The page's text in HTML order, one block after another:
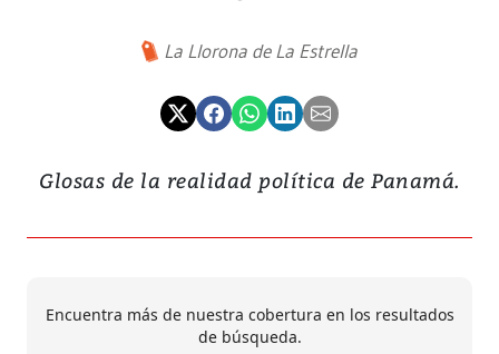
La Llorona de La Estrella
Glosas de la realidad política de Panamá.
Encuentra más de nuestra cobertura en los resultados
de búsqueda.